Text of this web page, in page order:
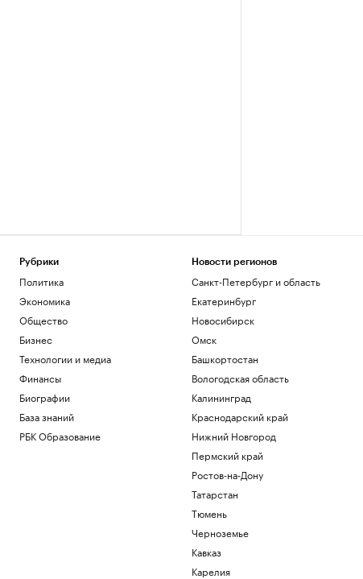
Рубрики
Политика
Экономика
Общество
Бизнес
Технологии и медиа
Финансы
Биографии
База знаний
РБК Образование
Новости регионов
Санкт-Петербург и область
Екатеринбург
Новосибирск
Омск
Башкортостан
Вологодская область
Калининград
Краснодарский край
Нижний Новгород
Пермский край
Ростов-на-Дону
Татарстан
Тюмень
Черноземье
Кавказ
Карелия